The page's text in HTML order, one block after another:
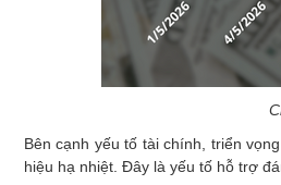
Bên cạnh yếu tố tài chính, triển
hiệu hạ nhiệt. Đây là yếu tố hỗ trợ